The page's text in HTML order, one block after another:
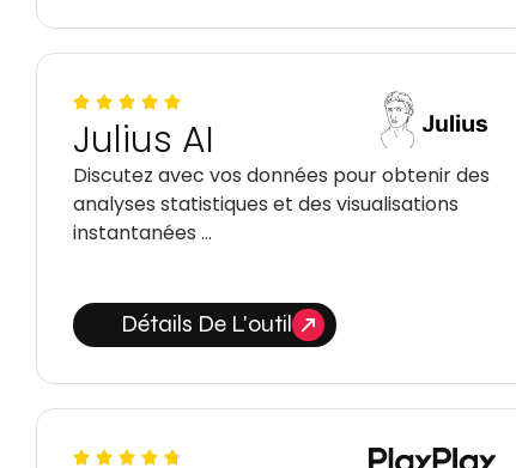
Julius AI
Discutez avec vos données pour obtenir des
analyses statistiques et des visualisations
instantanées …
Détails De L'outil